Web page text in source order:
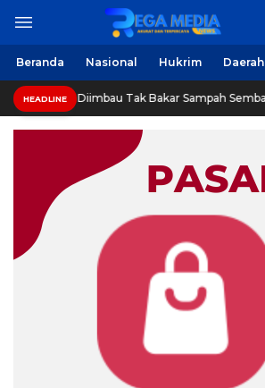
Beranda Nasional Hukrim Daerah
HEADLINETak Bakar Sampah Sembarangan